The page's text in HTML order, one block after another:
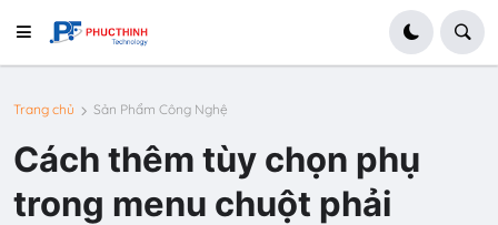
Trang chủ Sản Phẩm Công Nghệ
Cách thêm tùy chọn phụ
trong menu chuột phải